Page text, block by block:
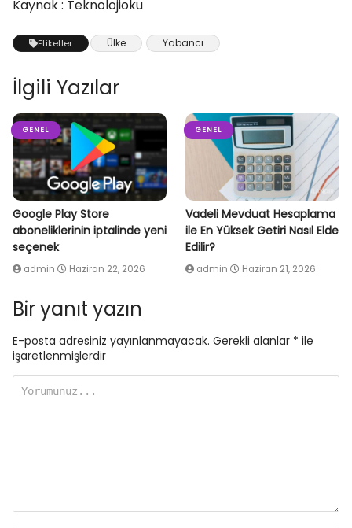
Kaynak : Teknolojioku
Etiketler Ülke Yabancı
İlgili Yazılar
GENEL
Google Play Store
aboneliklerinin iptalinde yeni
seçenek
admin Haziran 22, 2026
GENEL
Vadeli Mevduat Hesaplama
ile En Yüksek Getiri Nasıl Elde
Edilir?
admin Haziran 21, 2026
Bir yanıt yazın
E-posta adresiniz yayınlanmayacak. Gerekli alanlar * ile
işaretlenmişlerdir